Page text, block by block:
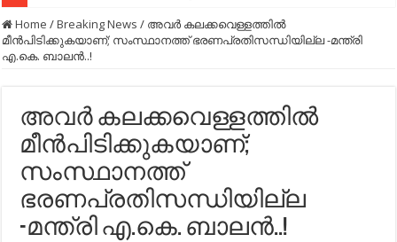
Home /Breaking News / അവര്‍ കലക്കവെള്ളത്തില്‍
മീന്‍പിടിക്കുകയാണ്; സംസ്ഥാനത്ത് ഭരണപ്രതിസന്ധിയില്ല -മന്ത്രി
എ.കെ. ബാലന്‍..!
അവര്‍ കലക്കവെള്ളത്തില്‍
മീന്‍പിടിക്കുകയാണ്;
സംസ്ഥാനത്ത്
ഭരണപ്രതിസന്ധിയില്ല
-മന്ത്രി എ.കെ. ബാലന്‍..!